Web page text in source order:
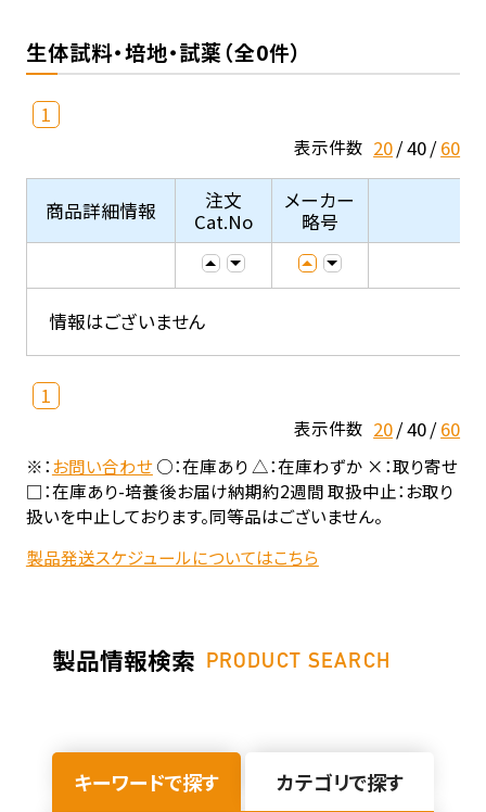
生体試料・培地・試薬（全0件）
1
表示件数 20 40 60
商品詳細情報
注文
Cat.No
メーカー
略号
情報はございません
1
表示件数 20 40 60
※：お問い合わせ○：在庫あり △：在庫わずか ×：取り寄せ
□：在庫あり-培養後お届け納期約2週間 取扱中止：お取り
扱いを中止しております。同等品はございません。
製品発送スケジュールについてはこちら
製品情報検索 PRODUCT SEARCH
キーワードで探す カテゴリで探す